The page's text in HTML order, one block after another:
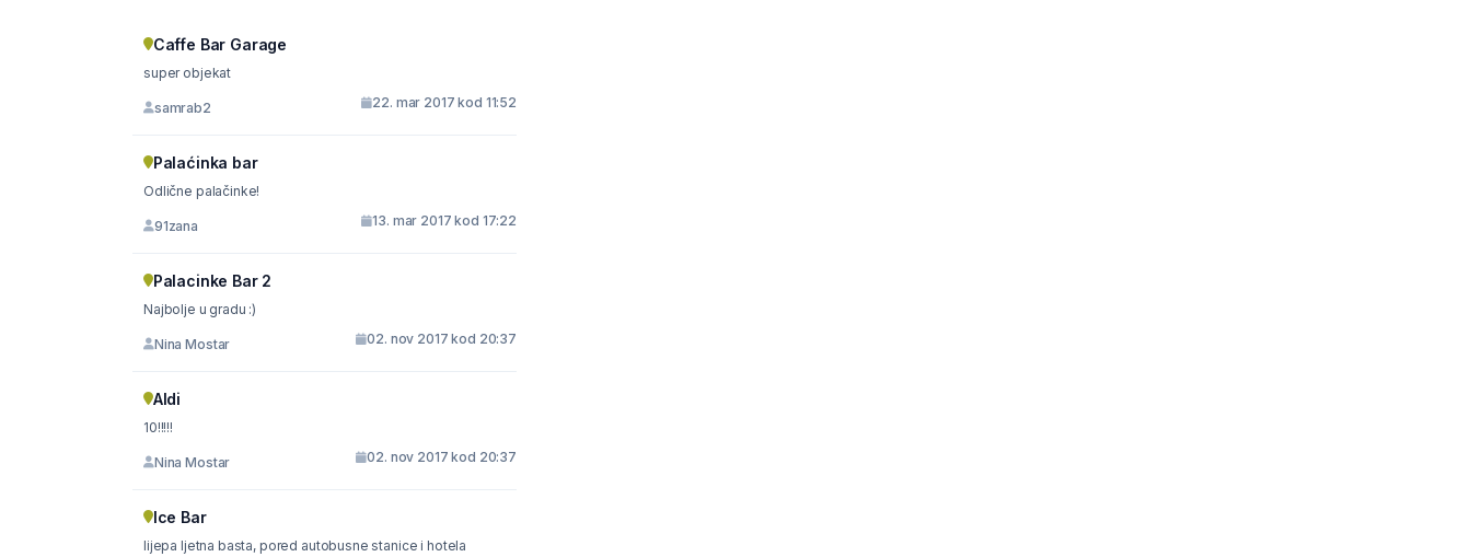
Caffe Bar Garage
super objekat
samrab2 22. mar 2017 kod 11:52
Palaćinka bar
Odlične palačinke!
91zana 13. mar 2017 kod 17:22
Palacinke Bar 2
Najbolje u gradu :)
Nina Mostar 02. nov 2017 kod 20:37
Aldi
10!!!!!
Nina Mostar 02. nov 2017 kod 20:37
Ice Bar
lijepa ljetna basta, pored autobusne stanice i hotela